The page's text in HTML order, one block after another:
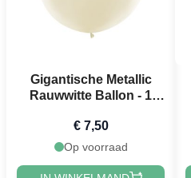
Gigantische Metallic
Rauwwitte Ballon - 1
€ 7,50
Op voorraad